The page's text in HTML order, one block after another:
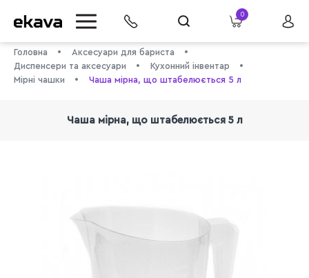
0
Головна
Аксесуари для бариста
Диспенсери та аксесуари
Кухонний інвентар
Мірні чашки
Чаша мірна, що штабелюється 5 л
Чаша мірна, що штабелюється 5 л